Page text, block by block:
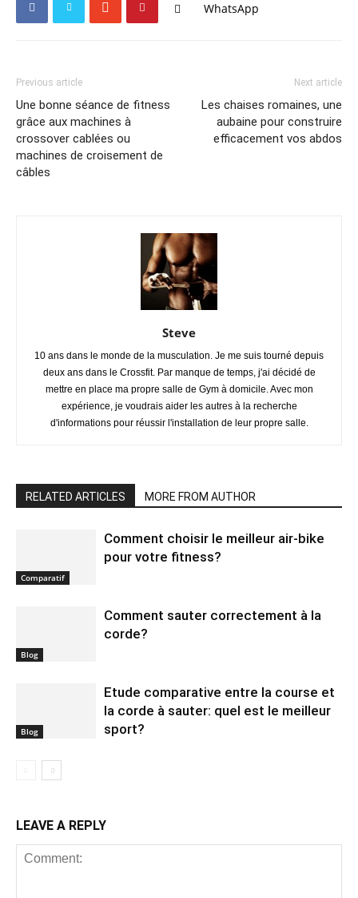
WhatsApp
Previous article
Une bonne séance de fitness
grâce aux machines à
crossover cablées ou
machines de croisement de
câbles
Next article
Les chaises romaines, une
aubaine pour construire
efficacement vos abdos
Steve
10 ans dans le monde de la musculation. Je me suis tourné depuis
deux ans dans le Crossfit. Par manque de temps, j'ai décidé de
mettre en place ma propre salle de Gym à domicile. Avec mon
expérience, je voudrais aider les autres à la recherche
d'informations pour réussir l'installation de leur propre salle.
RELATED ARTICLES MORE FROM AUTHOR
Comparatif
Comment choisir le meilleur air-bike
pour votre fitness?
Blog
Comment sauter correctement à la
corde?
Blog
Etude comparative entre la course et
la corde à sauter: quel est le meilleur
sport?
LEAVE A REPLY